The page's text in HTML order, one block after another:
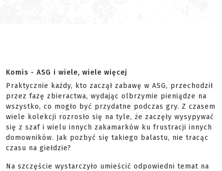
Komis - ASG i wiele, wiele więcej
Praktycznie każdy, kto zaczął zabawę w ASG, przechodził
przez fazę zbieractwa, wydając olbrzymie pieniądze na
wszystko, co mogło być przydatne podczas gry. Z czasem
wiele kolekcji rozrosło się na tyle, że zaczęły wysypywać
się z szaf i wielu innych zakamarków ku frustracji innych
domowników. Jak pozbyć się takiego balastu, nie tracąc
czasu na giełdzie?
Na szczęście wystarczyło umieścić odpowiedni temat na